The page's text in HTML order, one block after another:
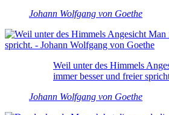
Johann Wolfgang von Goethe
Weil unter des Himmels
immer besser und freier
Johann Wolfgang von Goethe